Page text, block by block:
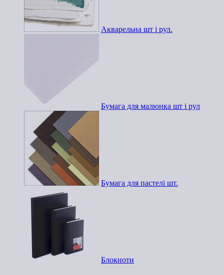
Акварельна шт і рул.
Бумага для малюнка шт і рул
Бумага для пастелі шт.
Блокноти